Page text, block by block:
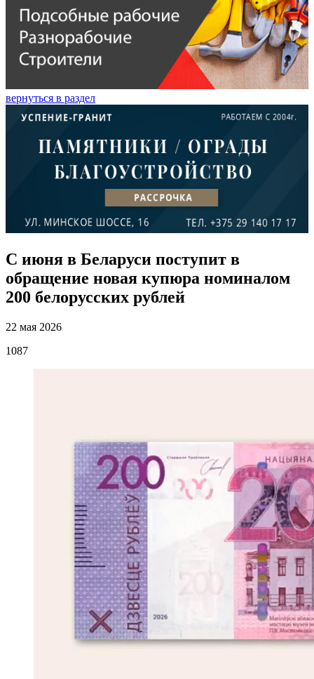
вернуться в раздел
С июня в Беларуси поступит в
обращение новая купюра номиналом
200 белорусских рублей
22 мая 2026
1087